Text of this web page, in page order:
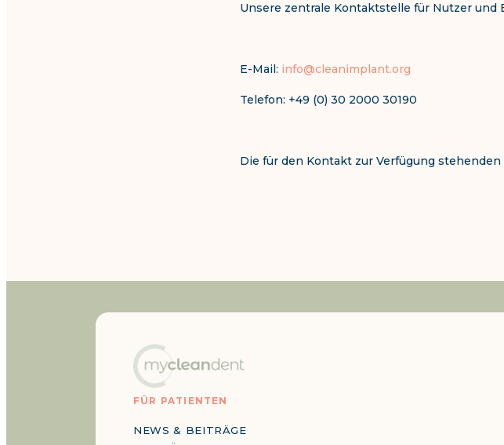
Unsere zentrale Kontaktstelle für Nutzer und
E-Mail: info@cleanimplant.org
Telefon: +49 (0) 30 2000 30190
Die für den Kontakt zur Verfügung
FÜR PATIENTEN
NEWS & BEITRÄGE